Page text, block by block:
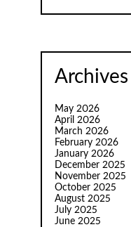
Archives
May 2026
April 2026
March 2026
February 2026
January 2026
December 2025
November 2025
October 2025
August 2025
July 2025
June 2025